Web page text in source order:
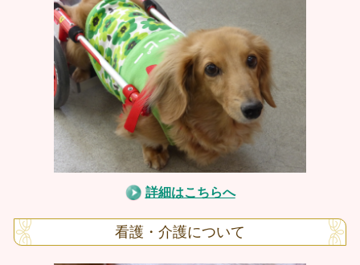
詳細はこちらへ
看護・介護について